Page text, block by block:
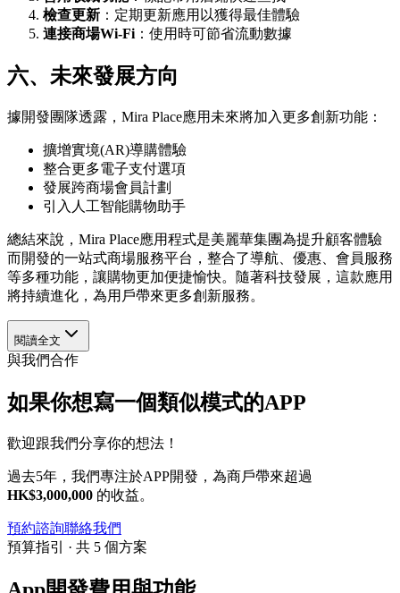
檢查更新 ：定期更新應用以獲得最佳體驗
連接商場Wi-Fi ：使用時可節省流動數據
六、未來發展方向
據開發團隊透露，Mira Place應用未來將加入更多創新功能：
擴增實境(AR)導購體驗
整合更多電子支付選項
發展跨商場會員計劃
引入人工智能購物助手
總結來說，Mira Place應用程式是美麗華集團為提升顧客體驗
而開發的一站式商場服務平台，整合了導航、優惠、會員服務
等多種功能，讓購物更加便捷愉快。隨著科技發展，這款應用
將持續進化，為用戶帶來更多創新服務。
閱讀全文
與我們合作
如果你想寫一個類似模式的APP
歡迎跟我們分享你的想法！
過去5年，我們專注於APP開發，為商戶帶來超過
HK$3,000,000 的收益。
預約諮詢聯絡我們
預算指引 · 共 5 個方案